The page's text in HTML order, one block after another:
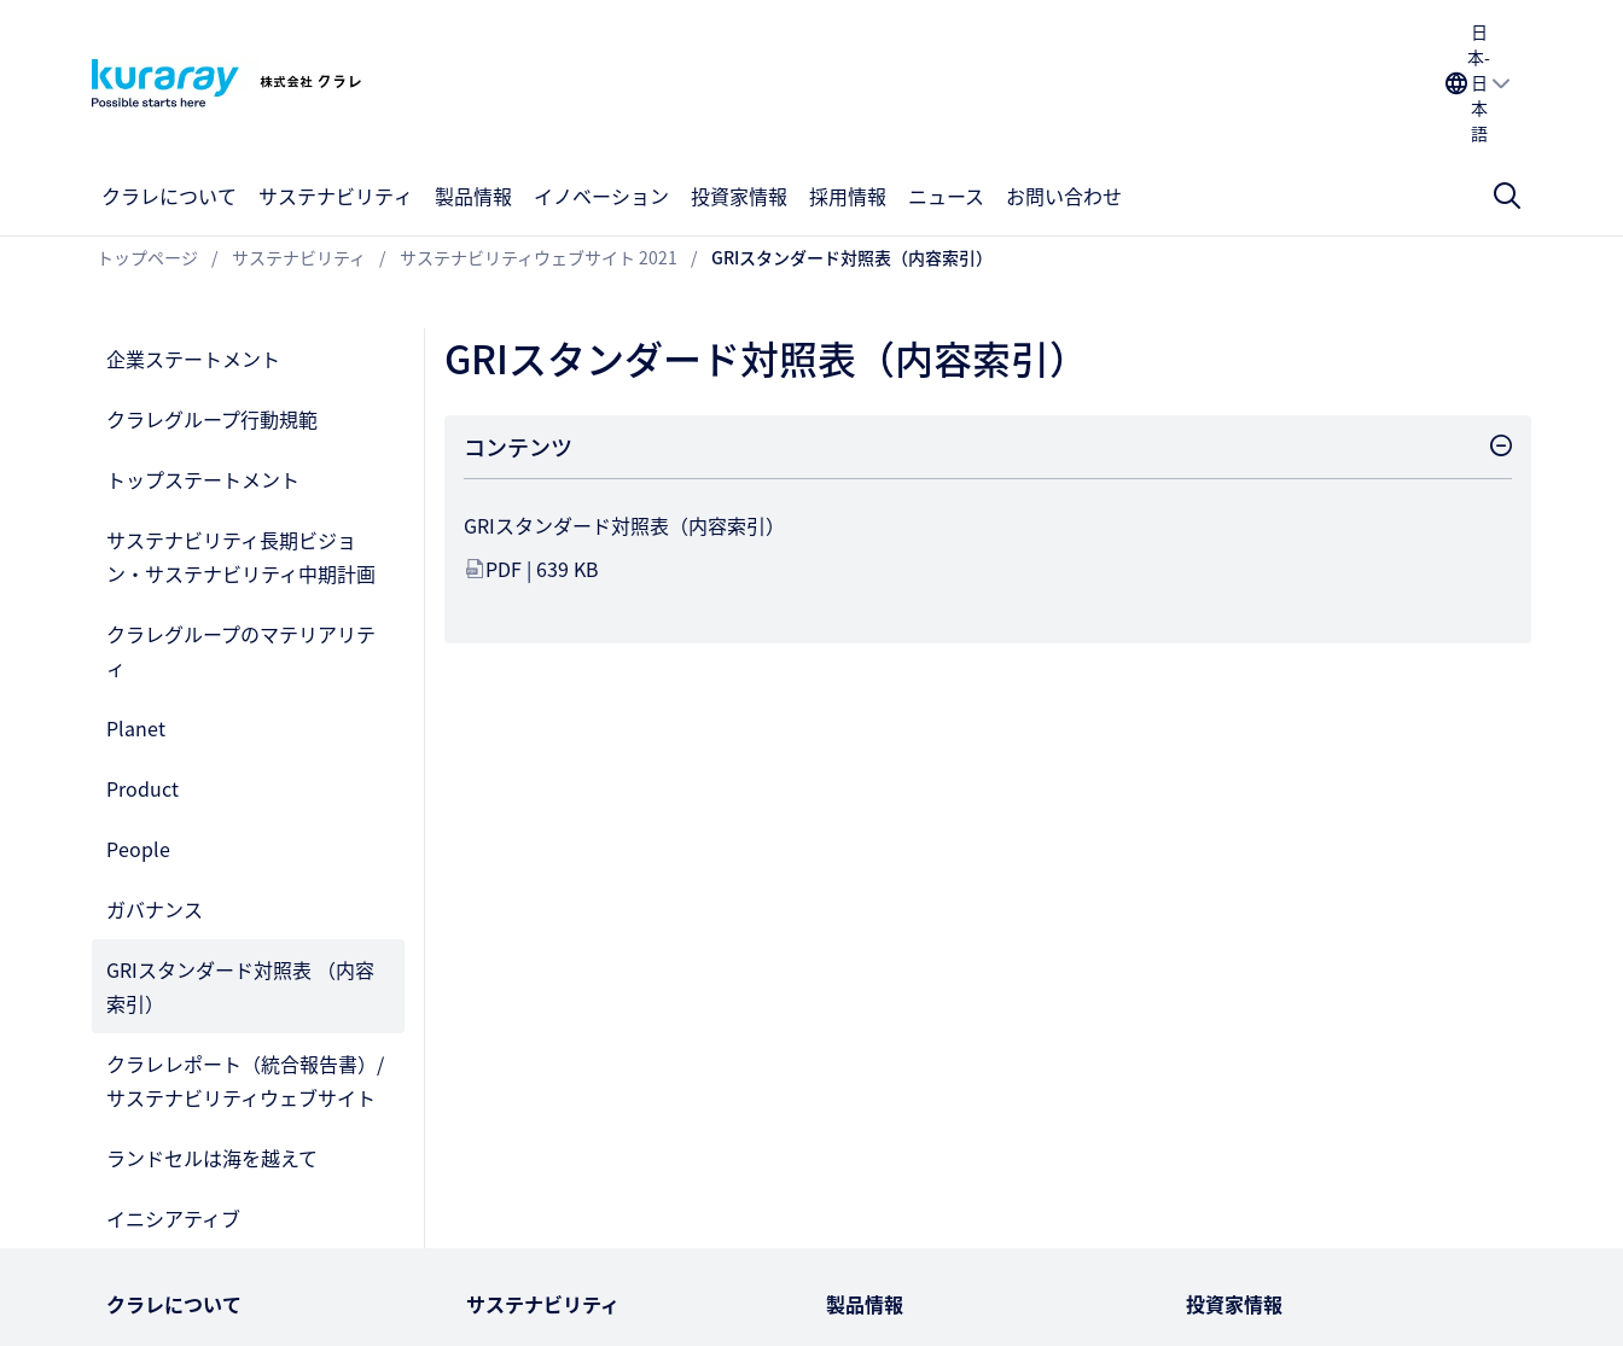
日
本-
日
本
語
クラレについて サステナビリティ 製品情報 イノベーション 投資家情報 採用情報 ニュース お問い合わせ
トップページ サステナビリティ サステナビリティウェブサイト 2021 GRIスタンダード対照表（内容索引）
企業ステートメント
クラレグループ行動規範
トップステートメント
サステナビリティ長期ビジョ
ン・サステナビリティ中期計画
クラレグループのマテリアリテ
ィ
Planet
Product
People
ガバナンス
GRIスタンダード対照表 （内容
索引）
クラレレポート（統合報告書）/
サステナビリティウェブサイト
ランドセルは海を越えて
イニシアティブ
GRIスタンダード対照表（内容索引）
コンテンツ
GRIスタンダード対照表（内容索引）
PDF | 639 KB
クラレについて
サステナビリティ
製品情報
投資家情報